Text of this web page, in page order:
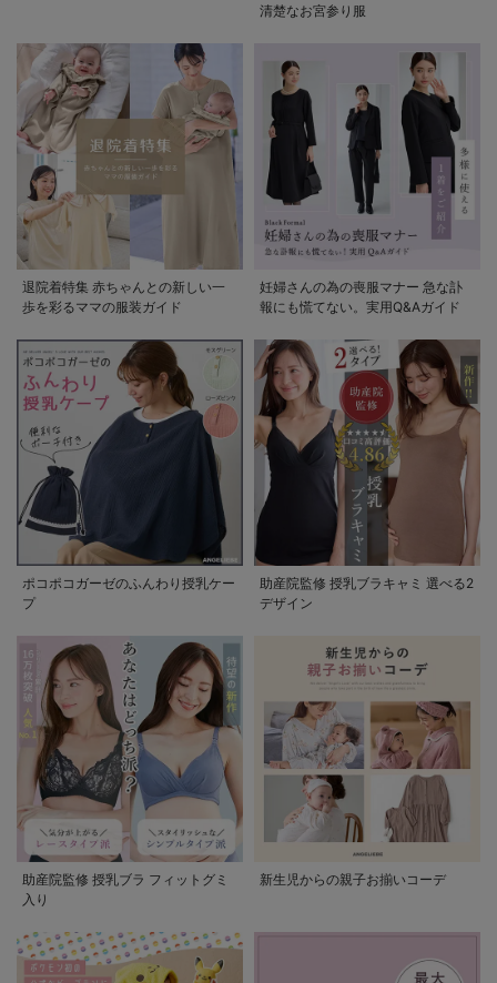
清楚なお宮参り服
退院着特集 赤ちゃんとの新しい一
歩を彩るママの服装ガイド
妊婦さんの為の喪服マナー 急な訃
報にも慌てない。実用Q&Aガイド
ポコポコガーゼのふんわり授乳ケー
プ
助産院監修 授乳ブラキャミ 選べる2
デザイン
助産院監修 授乳ブラ フィットグミ
入り
新生児からの親子お揃いコーデ